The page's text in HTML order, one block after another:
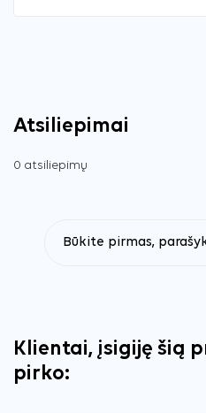
Atsiliepimai
0 atsiliepimų
Būkite pirmas,
Klientai, įsigiję šią
pirko: